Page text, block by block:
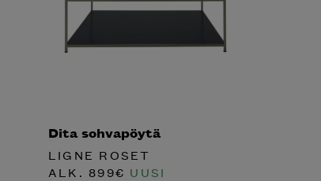
Dita sohvapöytä
LIGNE ROSET
ALK. 899€ UUSI